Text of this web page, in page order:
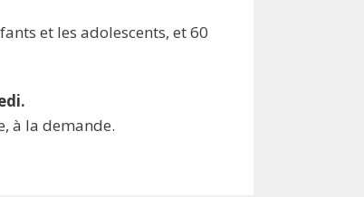
et les adolescents, et 60
à la demande.